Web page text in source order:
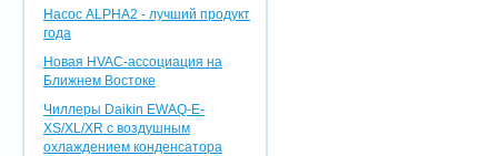
Насос ALPHA2 - лучший продукт
года
Новая HVAC-ассоциация на
Ближнем Востоке
Чиллеры Daikin EWAQ-E-
XS/XL/XR с воздушным
охлаждением конденсатора